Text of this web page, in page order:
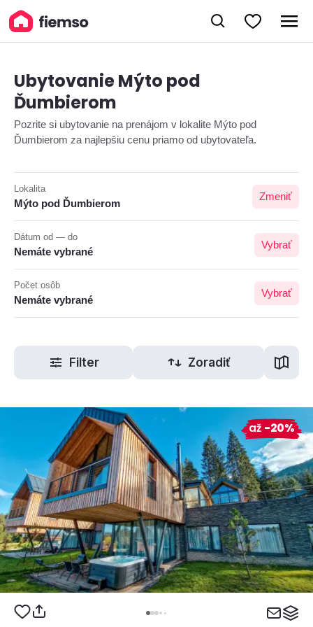
Ubytovanie Mýto pod
Ďumbierom
Pozrite si ubytovanie na prenájom v lokalite Mýto pod
Ďumbierom za najlepšiu cenu priamo od ubytovateľa.
Lokalita
Mýto pod Ďumbierom
Zmeniť
Dátum od — do
Nemáte vybrané
Vybrať
Počet osôb
Nemáte vybrané
Vybrať
Filter Zoradiť
až -20%